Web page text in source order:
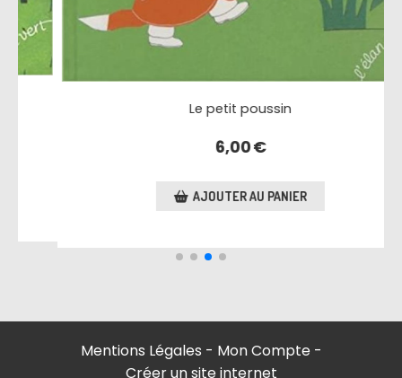
Promenons-nous dans la ferme, les
4,20
AJOUTER AU PANIER
Mentions Légales
Mon Compte
Créer un site internet